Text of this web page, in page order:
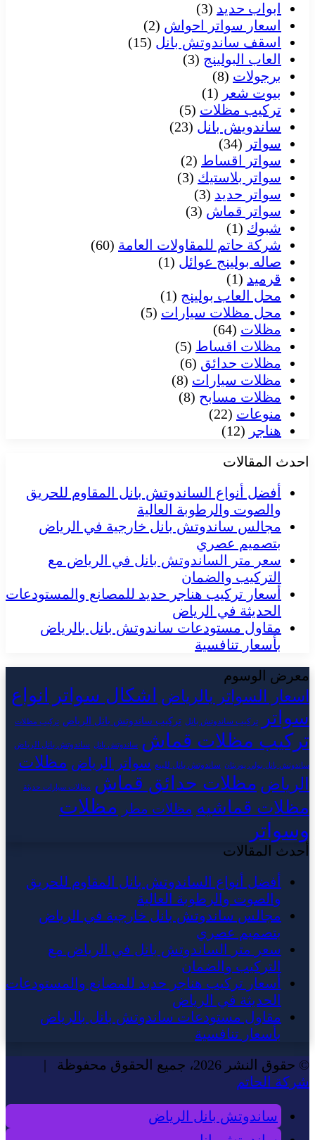
ابواب حديد (3)
اسعار سواتر احواش (2)
اسقف ساندوتش بانل (15)
العاب البولينج (3)
برجولات (8)
بيوت شعر (1)
تركيب مظلات (5)
ساندويش بانل (23)
سواتر (34)
سواتر اقساط (2)
سواتر بلاستيك (3)
سواتر حديد (3)
سواتر قماش (3)
شبوك (1)
شركة حاتم للمقاولات العامة (60)
صاله بولينج عوائل (1)
قرميد (1)
محل العاب بولينج (1)
محل مظلات سيارات (5)
مظلات (64)
مظلات اقساط (5)
مظلات حدائق (6)
مظلات سيارات (8)
مظلات مسابح (8)
منوعات (22)
هناجر (12)
احدث المقالات
أفضل أنواع الساندوتش بانل المقاوم للحريق
والصوت والرطوبة العالية
مجالس ساندوتش بانل خارجية في الرياض
بتصميم عصري
سعر متر الساندوتش بانل في الرياض مع
التركيب والضمان
أسعار تركيب هناجر حديد للمصانع والمستودعات
الحديثة في الرياض
مقاول مستودعات ساندوتش بانل بالرياض
بأسعار تنافسية
معرض الوسوم
اسعار السواتر بالرياض اشكال سواتر
انواع
سواتر
تركيب ساندوتش بانل تركيب ساندوتش بانل الرياض تركيب مظلات
تركيب مظلات قماش ساندوتش بانل ساندوتش بانل الرياض
ساندوتش بانل بولي يوريثان ساندوتش بانل للبيع سواتر الرياض مظلات
الرياض مظلات حدائق قماش مظلات سيارات حديثة
مظلات قماشيه مظلات مطر مظلات
وسواتر
أحدث المقالات
أفضل أنواع الساندوتش بانل المقاوم للحريق
والصوت والرطوبة العالية
مجالس ساندوتش بانل خارجية في الرياض
بتصميم عصري
سعر متر الساندوتش بانل في الرياض مع
التركيب والضمان
أسعار تركيب هناجر حديد للمصانع والمستودعات
الحديثة في الرياض
مقاول مستودعات ساندوتش بانل بالرياض
بأسعار تنافسية
© حقوق النشر 2026، جميع الحقوق محفوظة |
شركة الحاتم
ساندوتش بانل الرياض